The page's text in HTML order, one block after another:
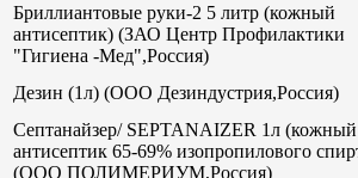
Бриллиантовые руки-2 5 литр (кожный
антисептик) (ЗАО Центр Профилактики
"Гигиена -Мед",Россия)
Дезин (1л) (ООО Дезиндустрия,Россия)
Септанайзер/ SEPTANAIZER 1л (кожный
антисептик 65-69% изопропилового
(ООО ПОЛИМЕРИУМ,Россия)